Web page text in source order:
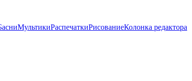
МультикиРаспечаткиРисованиеКолонка редактора